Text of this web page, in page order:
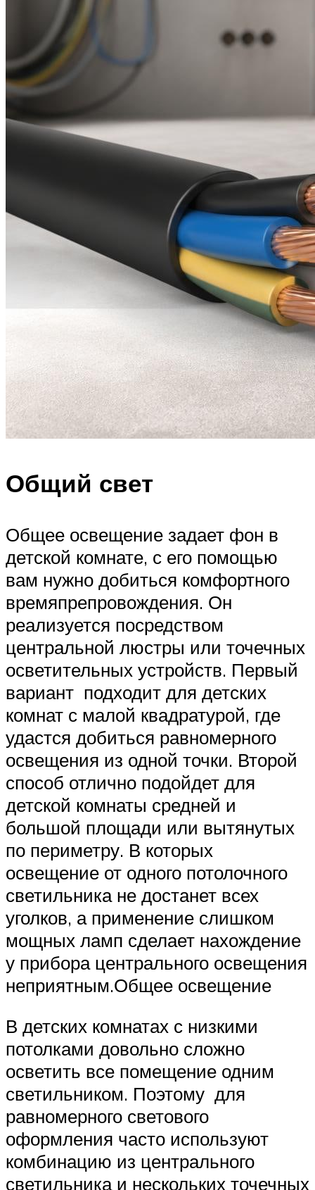
Общий свет
Общее освещение задает фон в
детской комнате, с его помощью
вам нужно добиться комфортного
времяпрепровождения. Он
реализуется посредством
центральной люстры или точечных
осветительных устройств. Первый
вариант подходит для детских
комнат с малой квадратурой, где
удастся добиться равномерного
освещения из одной точки. Второй
способ отлично подойдет для
детской комнаты средней и
большой площади или вытянутых
по периметру. В которых
освещение от одного потолочного
светильника не достанет всех
уголков, а применение слишком
мощных ламп сделает нахождение
у прибора центрального освещения
неприятным.Общее освещение
В детских комнатах с низкими
потолками довольно сложно
осветить все помещение одним
светильником. Поэтому для
равномерного светового
оформления часто используют
комбинацию из центрального
светильника и нескольких точечных